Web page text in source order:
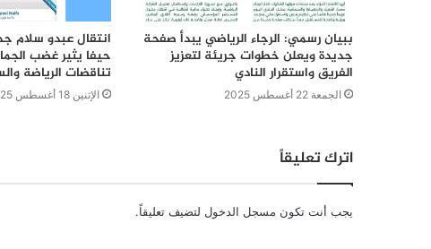
ببيان رسمي: الرجاء الرياضي يبدأ صفحة
جديدة ويعلن خطوات جريئة لتعزيز
الفريق واستقرار النادي
الجمعة 22 أغسطس 2025
انتقال عبدو سلام
حيفا يثير غضب
تناقضات الرياضة
الإثنين 18 أغسطس 2025
اترك تعليقاً
يجب أنت تكون مسجل الدخول لتضيف تعليقاً.